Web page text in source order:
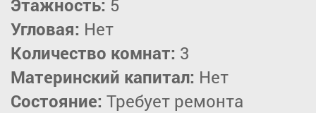
Этажность: 5
Угловая: Нет
Количество комнат: 3
Материнский капитал: Нет
Состояние: Требует ремонта